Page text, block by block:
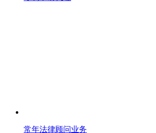
常年法律顾问业务